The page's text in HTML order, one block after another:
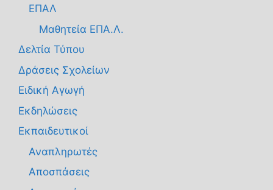
ΕΠΑΛ
Μαθητεία ΕΠΑ.Λ.
Δελτία Τύπου
Δράσεις Σχολείων
Ειδική Αγωγή
Εκδηλώσεις
Εκπαιδευτικοί
Αναπληρωτές
Αποσπάσεις